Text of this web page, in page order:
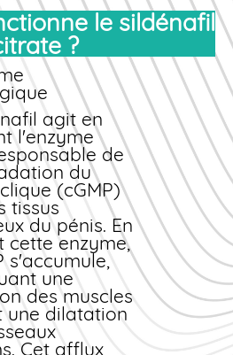
Healthcare,
du Fildena,
les normes
de
Tous les
l'objet de
qualité
garantissant
et
de
Notre
ne
que des
certifiés et
pour une
lors de
en ligne
?
agit en
l'enzyme
de
du
(cGMP)
tissus
du pénis. En
cette enzyme,
s'accumule,
une
des muscles
une dilatation
Cet afflux